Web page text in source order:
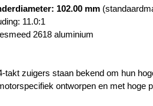
102.00 mm
11.0:1
2618 aluminium
takt zuigers staan bekend om hun
ontworpen en met hoge